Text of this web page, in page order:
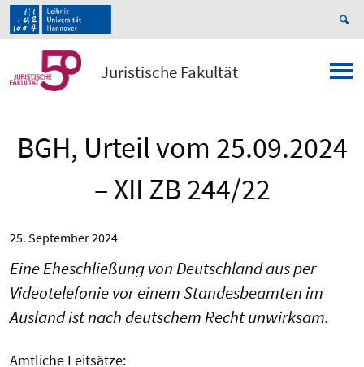
Juristische Fakultät
BGH, Urteil vom 25.09.2024
– XII ZB 244/22
25. September 2024
Eine Eheschließung von Deutschland aus per
Videotelefonie vor einem Standesbeamten im
Ausland ist nach deutschem Recht unwirksam.
Amtliche Leitsätze: